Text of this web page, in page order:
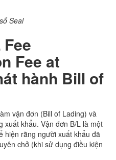
Seal
Fee at
hành Bill of
vận đơn (Bill of Lading) và
xuất khẩu. Vận đơn B/L là một
hiện rằng người xuất khẩu đã
chở (khi sử dụng điều kiện